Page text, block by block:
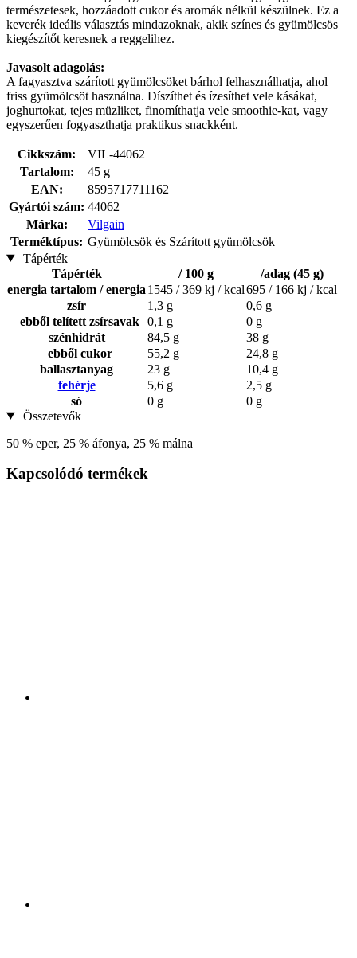
természetesek, hozzáadott cukor és aromák nélkül készülnek. Ez a
keverék ideális választás mindazoknak, akik színes és gyümölcsös
kiegészítőt keresnek a reggelihez.
Javasolt adagolás:
A fagyasztva szárított gyümölcsöket bárhol felhasználhatja, ahol
friss gyümölcsöt használna. Díszíthet és ízesíthet vele kásákat,
joghurtokat, tejes müzliket, finomíthatja vele smoothie-kat, vagy
egyszerűen fogyaszthatja praktikus snackként.
Cikkszám:
VIL-44062
Tartalom:
45 g
EAN:
8595717711162
Gyártói szám: 44062
Márka:
Vilgain
Terméktípus: Gyümölcsök és Szárított gyümölcsök
Tápérték
Tápérték
/ 100 g
/adag (45 g)
energia tartalom / energia 1545 / 369 kj / kcal695 / 166 kj / kcal
zsír
1,3 g
0,6 g
ebből telített zsírsavak 0,1 g
0 g
szénhidrát
84,5 g
38 g
ebből cukor
55,2 g
24,8 g
ballasztanyag
23 g
10,4 g
fehérje
5,6 g
2,5 g
só
0 g
0 g
Összetevők
50 % eper, 25 % áfonya, 25 % málna
Kapcsolódó termékek